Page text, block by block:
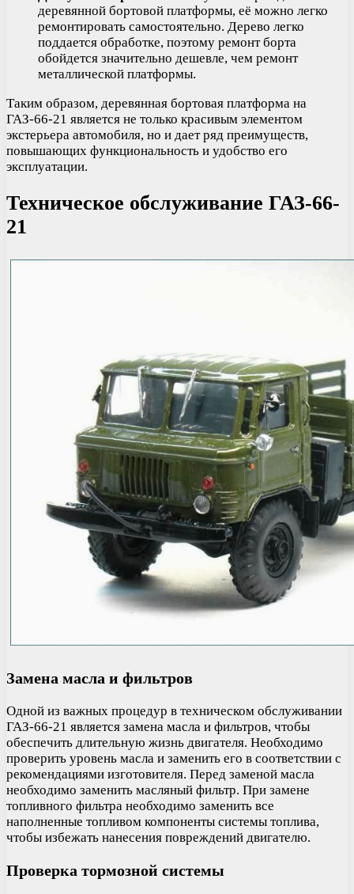
деревянной бортовой платформы, её можно легко
ремонтировать самостоятельно. Дерево легко
поддается обработке, поэтому ремонт борта
обойдется значительно дешевле, чем ремонт
металлической платформы.
Таким образом, деревянная бортовая платформа на
ГАЗ-66-21 является не только красивым элементом
экстерьера автомобиля, но и дает ряд преимуществ,
повышающих функциональность и удобство его
эксплуатации.
Техническое обслуживание ГАЗ-66-
21
Замена масла и фильтров
Одной из важных процедур в техническом обслуживании
ГАЗ-66-21 является замена масла и фильтров, чтобы
обеспечить длительную жизнь двигателя. Необходимо
проверить уровень масла и заменить его в соответствии с
рекомендациями изготовителя. Перед заменой масла
необходимо заменить масляный фильтр. При замене
топливного фильтра необходимо заменить все
наполненные топливом компоненты системы топлива,
чтобы избежать нанесения повреждений двигателю.
Проверка тормозной системы